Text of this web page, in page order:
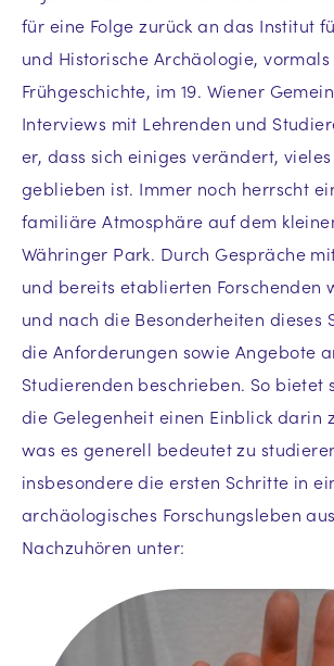
für eine Folge zurück an das Institut
und Historische Archäologie,
Frühgeschichte, im 19. Wiener
Interviews mit Lehrenden und
er, dass sich einiges verändert,
geblieben ist. Immer noch herrscht
familiäre Atmosphäre auf dem
Währinger Park. Durch Gespräche
und bereits etablierten Forschenden
und nach die Besonderheiten dieses
die Anforderungen sowie Angebote
Studierenden beschrieben. So bietet
die Gelegenheit einen Einblick darin
was es generell bedeutet zu
insbesondere die ersten Schritte in
archäologisches Forschungsleben
Nachzuhören unter: